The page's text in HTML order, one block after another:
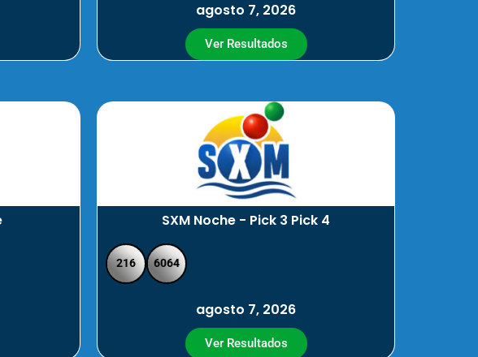
agosto 7, 2026
Ver Resultados
SXM Noche - Pick 3 Pick 4
216 6064
agosto 7, 2026
Ver Resultados